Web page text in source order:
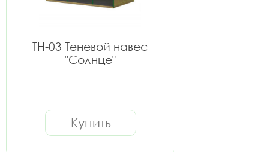
ТН-03 Теневой навес
"Солнце"
Купить